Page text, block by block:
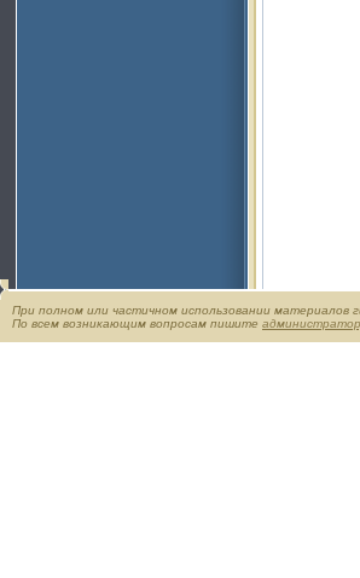
При полном или частичном использовании материалов
По всем возникающим вопросам пишите